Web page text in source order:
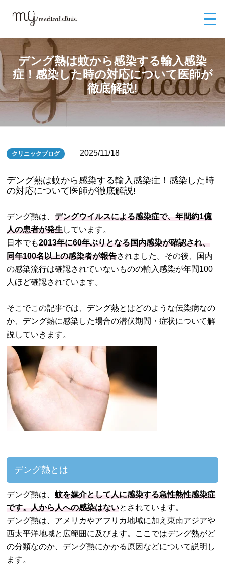
染症！感染した時の対応について医師が徹底解説!
デング熱は蚊から感染する輸入感染
症！感染した時の対応について医師が
徹底解説!
クリニックブログ 2025/11/18
デング熱は蚊から感染する輸入感染症！感染した時
の対応について医師が徹底解説!
デング熱は、デングウイルスによる感染症で、年間約1億
人の患者が発生 しています。
日本でも2013年に60年ぶりとなる国内感染が確認され、
同年100名以上の感染者が報告されました。その後、国内
の感染流行は確認されていないものの輸入感染が年間100
人ほど確認されています。
そこでこの記事では、デング熱とはどのような伝染病なの
か、デング熱に感染した場合の潜伏期間・症状について解
説していきます。
デング熱とは
デング熱は、蚊を媒介として人に感染する急性熱性感染症
です。人から人への感染はないとされています。
デング熱は、アメリカやアフリカ地域に加え東南アジアや
西太平洋地域と広範囲に及びます。ここではデング熱がど
の分類なのか、デング熱にかかる原因などについて説明し
ます。